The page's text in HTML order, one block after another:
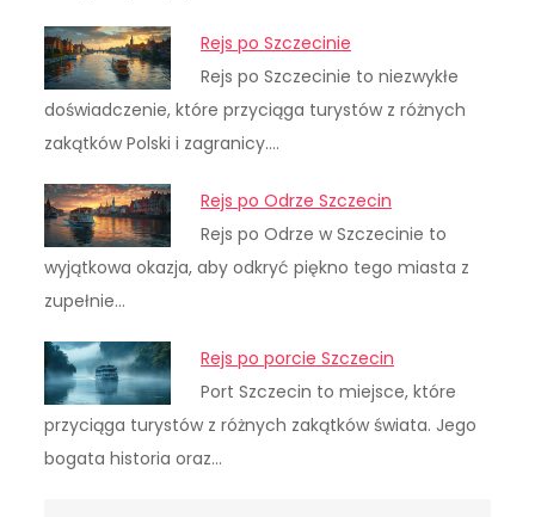
Rejs po Szczecinie
Rejs po Szczecinie to niezwykłe
doświadczenie, które przyciąga turystów z różnych
zakątków Polski i zagranicy.…
Rejs po Odrze Szczecin
Rejs po Odrze w Szczecinie to
wyjątkowa okazja, aby odkryć piękno tego miasta z
zupełnie…
Rejs po porcie Szczecin
Port Szczecin to miejsce, które
przyciąga turystów z różnych zakątków świata. Jego
bogata historia oraz…